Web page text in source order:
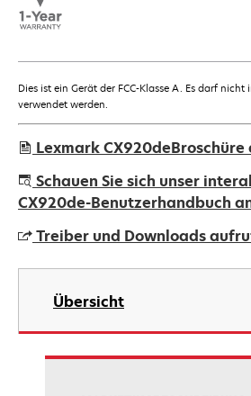
Dies ist ein Gerät der FCC-Klasse A. Es darf
verwendet werden.
Lexmark CX920deBroschüre
wird
in
neuen
Registerkarte
Schauen Sie sich unser
CX920de-Benutzerhandbuch
Treiber und Downloads
wird
einer
neuen
Registerkarte
Übersicht